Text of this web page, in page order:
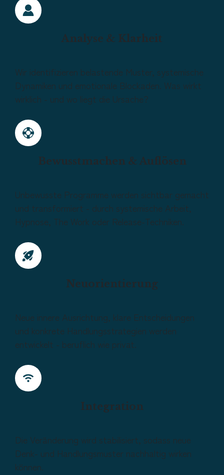
Analyse & Klarheit
Wir identifizieren belastende Muster, systemische
Dynamiken und emotionale Blockaden. Was wirkt
wirklich - und wo liegt die Ursache?
Bewusstmachen & Auflösen
Unbewusste Programme werden sichtbar gemacht
und transformiert - durch systemische Arbeit,
Hypnose, The Work oder Release-Techniken.
Neuorientierung
Neue innere Ausrichtung, klare Entscheidungen
und konkrete Handlungsstrategien werden
entwickelt - beruflich wie privat.
Integration
Die Veränderung wird stabilisiert, sodass neue
Denk- und Handlungsmuster nachhaltig wirken
können.